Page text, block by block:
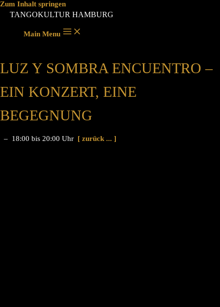
Zum Inhalt springen
TANGOKULTUR HAMBURG
Main Menu
LUZ Y SOMBRA ENCUENTRO –
EIN KONZERT, EINE
BEGEGNUNG
– 18:00 bis 20:00 Uhr [ zurück ... ]